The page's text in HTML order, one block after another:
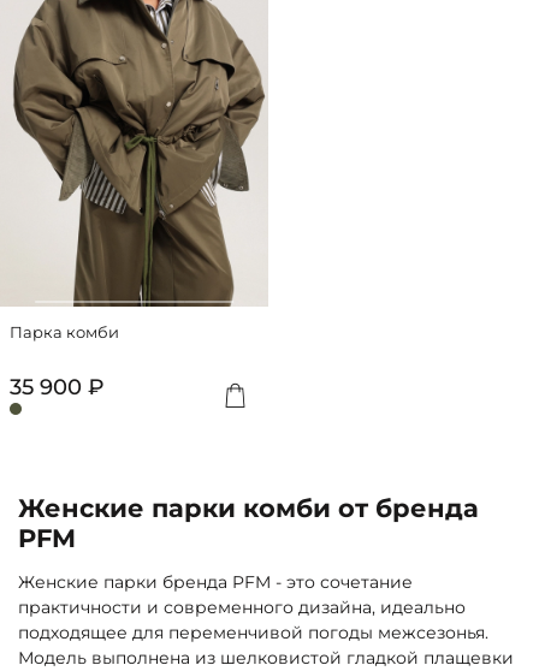
Парка комби
35 900 ₽
Женские парки комби от бренда
PFM
Женские парки бренда PFM - это сочетание
практичности и современного дизайна, идеально
подходящее для переменчивой погоды межсезонья.
Модель выполнена из шелковистой гладкой плащевки